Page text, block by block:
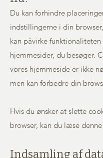
Du kan forhindre
indstillingerne i din
kan påvirke funktionaliteten
hjemmesider, du besøger.
vores hjemmeside er ikke
men kan forbedre din
Hvis du ønsker at slette
browser, kan du læse
Indsamling af